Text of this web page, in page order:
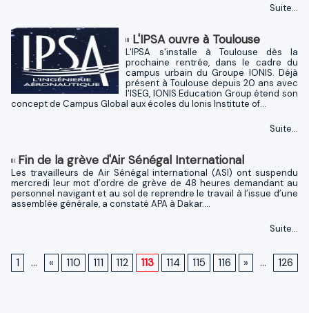
Suite...
L'IPSA ouvre à Toulouse
L'IPSA s'installe à Toulouse dès la
prochaine rentrée, dans le cadre du
campus urbain du Groupe IONIS. Déjà
présent à Toulouse depuis 20 ans avec
l'ISEG, IONIS Education Group étend son
concept de Campus Global aux écoles du Ionis Institute of...
Suite...
Fin de la grève d'Air Sénégal International
Les travailleurs de Air Sénégal international (ASI) ont suspendu
mercredi leur mot d’ordre de grève de 48 heures demandant au
personnel navigant et au sol de reprendre le travail à l’issue d’une
assemblée générale, a constaté APA à Dakar....
Suite...
1 ... « 110 111 112 113 114 115 116 » ... 126